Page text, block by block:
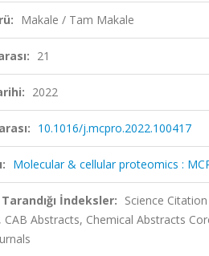
Makale / Tam Makale
21
2022
10.1016/j.mcpro.2022.100417
Molecular & cellular proteomics :
İndeksler: Science
CAB Abstracts, Chemical Abstracts